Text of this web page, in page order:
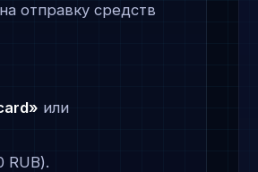
отправку средств
или
RUB).